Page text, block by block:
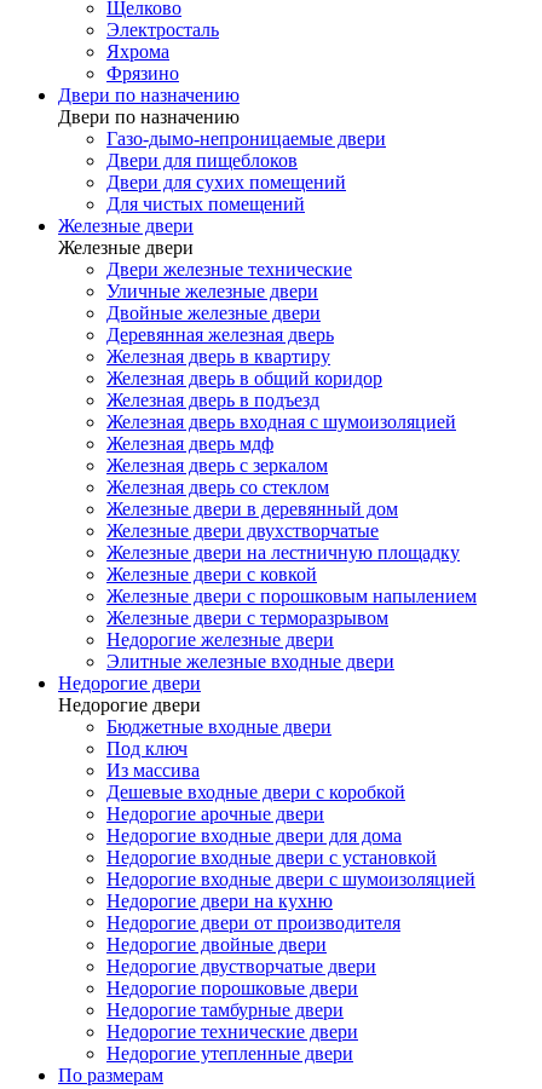
Щелково
Электросталь
Яхрома
Фрязино
Двери по назначению
Двери по назначению
Газо-дымо-непроницаемые двери
Двери для пищеблоков
Двери для сухих помещений
Для чистых помещений
Железные двери
Железные двери
Двери железные технические
Уличные железные двери
Двойные железные двери
Деревянная железная дверь
Железная дверь в квартиру
Железная дверь в общий коридор
Железная дверь в подъезд
Железная дверь входная с шумоизоляцией
Железная дверь мдф
Железная дверь с зеркалом
Железная дверь со стеклом
Железные двери в деревянный дом
Железные двери двухстворчатые
Железные двери на лестничную площадку
Железные двери с ковкой
Железные двери с порошковым напылением
Железные двери с терморазрывом
Недорогие железные двери
Элитные железные входные двери
Недорогие двери
Недорогие двери
Бюджетные входные двери
Под ключ
Из массива
Дешевые входные двери с коробкой
Недорогие арочные двери
Недорогие входные двери для дома
Недорогие входные двери с установкой
Недорогие входные двери с шумоизоляцией
Недорогие двери на кухню
Недорогие двери от производителя
Недорогие двойные двери
Недорогие двустворчатые двери
Недорогие порошковые двери
Недорогие тамбурные двери
Недорогие технические двери
Недорогие утепленные двери
По размерам